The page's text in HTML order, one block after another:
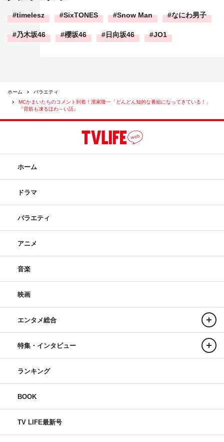
timelesz SixTONES Snow Man なにわ男子
乃木坂46 櫻坂46 日向坂46 JO1
ホーム
バラエティ
MCかまいたちのコメント到着！濱家隆一「どんどん知的な番組になってきている！」
『背筋も凍るほわ～い話』
ホーム
ドラマ
バラエティ
アニメ
音楽
映画
エンタメ総合
特集・インタビュー
ランキング
BOOK
TV LIFE最新号